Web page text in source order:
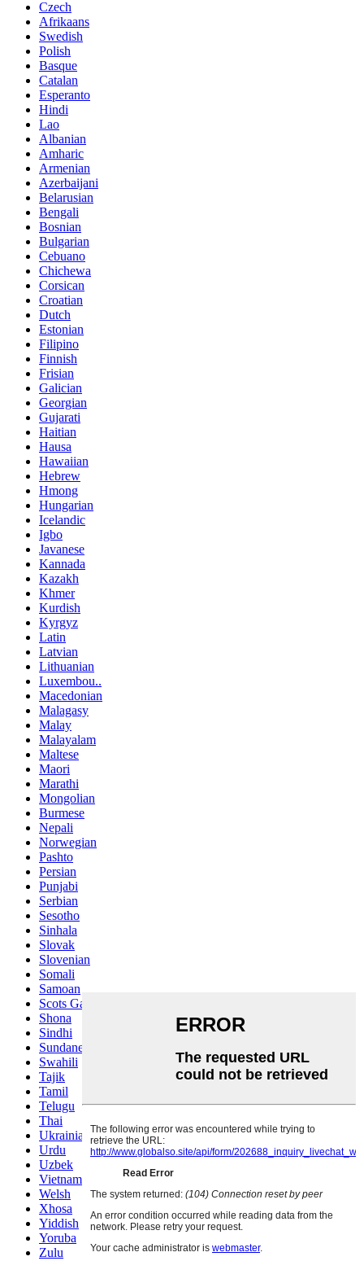
Czech
Afrikaans
Swedish
Polish
Basque
Catalan
Esperanto
Hindi
Lao
Albanian
Amharic
Armenian
Azerbaijani
Belarusian
Bengali
Bosnian
Bulgarian
Cebuano
Chichewa
Corsican
Croatian
Dutch
Estonian
Filipino
Finnish
Frisian
Galician
Georgian
Gujarati
Haitian
Hausa
Hawaiian
Hebrew
Hmong
Hungarian
Icelandic
Igbo
Javanese
Kannada
Kazakh
Khmer
Kurdish
Kyrgyz
Latin
Latvian
Lithuanian
Luxembou..
Macedonian
Malagasy
Malay
Malayalam
Maltese
Maori
Marathi
Mongolian
Burmese
Nepali
Norwegian
Pashto
Persian
Punjabi
Serbian
Sesotho
Sinhala
Slovak
Slovenian
Somali
Samoan
Scots Gaelic
Shona
Sindhi
Sundanese
Swahili
Tajik
Tamil
Telugu
Thai
Ukrainian
Urdu
Uzbek
Vietnamese
Welsh
Xhosa
Yiddish
Yoruba
Zulu